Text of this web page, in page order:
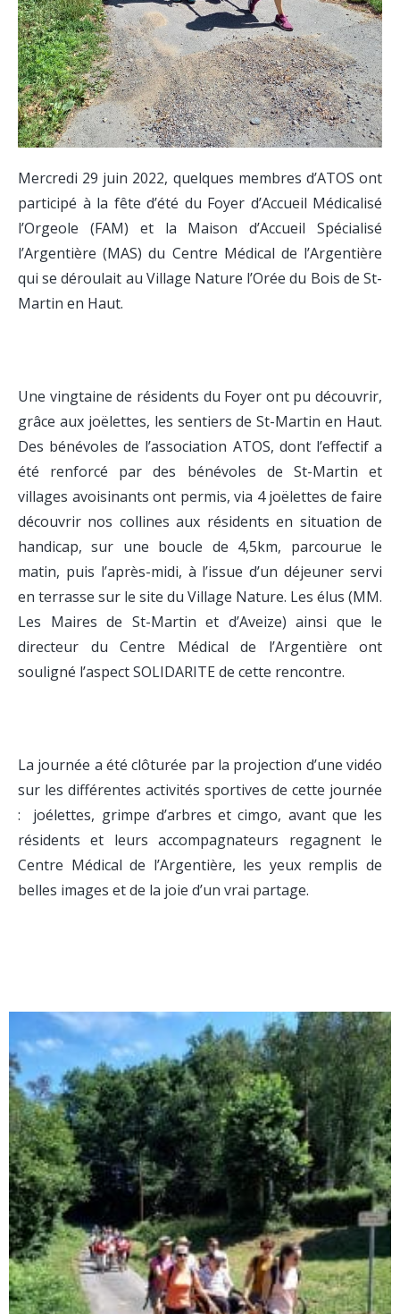
Mercredi 29 juin 2022, quelques membres d’ATOS ont
participé à la fête d’été du Foyer d’Accueil Médicalisé
l’Orgeole (FAM) et la Maison d’Accueil Spécialisé
l’Argentière (MAS) du Centre Médical de l’Argentière
qui se déroulait au Village Nature l’Orée du Bois de St-
Martin en Haut.
Une vingtaine de résidents du Foyer ont pu découvrir,
grâce aux joëlettes, les sentiers de St-Martin en Haut.
Des bénévoles de l’association ATOS, dont l’effectif a
été renforcé par des bénévoles de St-Martin et
villages avoisinants ont permis, via 4 joëlettes de faire
découvrir nos collines aux résidents en situation de
handicap, sur une boucle de 4,5km, parcourue le
matin, puis l’après-midi, à l’issue d’un déjeuner servi
en terrasse sur le site du Village Nature. Les élus (MM.
Les Maires de St-Martin et d’Aveize) ainsi que le
directeur du Centre Médical de l’Argentière ont
souligné l’aspect SOLIDARITE de cette rencontre.
La journée a été clôturée par la projection d’une vidéo
sur les différentes activités sportives de cette journée
: joélettes, grimpe d’arbres et cimgo, avant que les
résidents et leurs accompagnateurs regagnent le
Centre Médical de l’Argentière, les yeux remplis de
belles images et de la joie d’un vrai partage.